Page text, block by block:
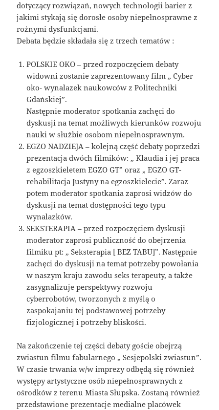
dotyczący rozwiązań, nowych technologii barier z
jakimi stykają się dorosłe osoby niepełnosprawne z
rożnymi dysfunkcjami.
Debata będzie składała się z trzech tematów :
POLSKIE OKO – przed rozpoczęciem debaty
widowni zostanie zaprezentowany film „ Cyber
oko- wynalazek naukowców z Politechniki
Gdańskiej”.
Następnie moderator spotkania zachęci do
dyskusji na temat możliwych kierunków rozwoju
nauki w służbie osobom niepełnosprawnym.
EGZO NADZIEJA – kolejną część debaty poprzedzi
prezentacja dwóch filmików: „ Klaudia i jej praca
z egzoszkieletem EGZO GT” oraz „ EGZO GT-
rehabilitacja Justyny na egzoszkielecie”. Zaraz
potem moderator spotkania zaprosi widzów do
dyskusji na temat dostępności tego typu
wynalazków.
SEKSTERAPIA – przed rozpoczęciem dyskusji
moderator zaprosi publiczność do obejrzenia
filmiku pt: „ Seksterapia [ BEZ TABU]”. Następnie
zachęci do dyskusji na temat potrzeby powołania
w naszym kraju zawodu seks terapeuty, a także
zasygnalizuje perspektywy rozwoju
cyberrobotów, tworzonych z myślą o
zaspokajaniu tej podstawowej potrzeby
fizjologicznej i potrzeby bliskości.
Na zakończenie tej części debaty goście obejrzą
zwiastun filmu fabularnego „ Sesjepolski zwiastun”.
W czasie trwania w/w imprezy odbędą się również
występy artystyczne osób niepełnosprawnych z
ośrodków z terenu Miasta Słupska. Zostaną również
przedstawione prezentacje medialne placówek